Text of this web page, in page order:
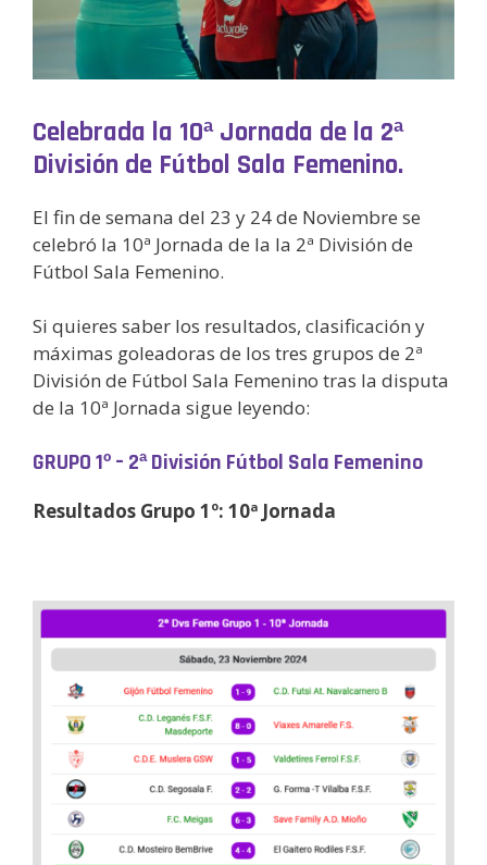
Celebrada la 10ª Jornada de la 2ª
División de Fútbol Sala Femenino.
El fin de semana del 23 y 24 de Noviembre se
celebró la 10ª Jornada de la la 2ª División de
Fútbol Sala Femenino.
Si quieres saber los resultados, clasificación y
máximas goleadoras de los tres grupos de 2ª
División de Fútbol Sala Femenino tras la disputa
de la 10ª Jornada sigue leyendo:
GRUPO 1º – 2ª División Fútbol Sala Femenino
Resultados Grupo 1º: 10ª Jornada